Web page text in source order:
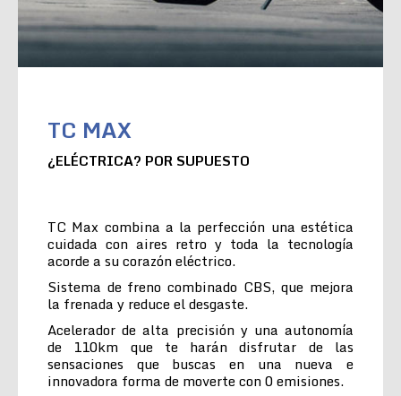
TC MAX
¿ELÉCTRICA? POR SUPUESTO
TC Max combina a la perfección una estética
cuidada con aires retro y toda la tecnología
acorde a su corazón eléctrico.
Sistema de freno combinado CBS, que mejora
la frenada y reduce el desgaste.
Acelerador de alta precisión y una autonomía
de 110km que te harán disfrutar de las
sensaciones que buscas en una nueva e
innovadora forma de moverte con 0 emisiones.